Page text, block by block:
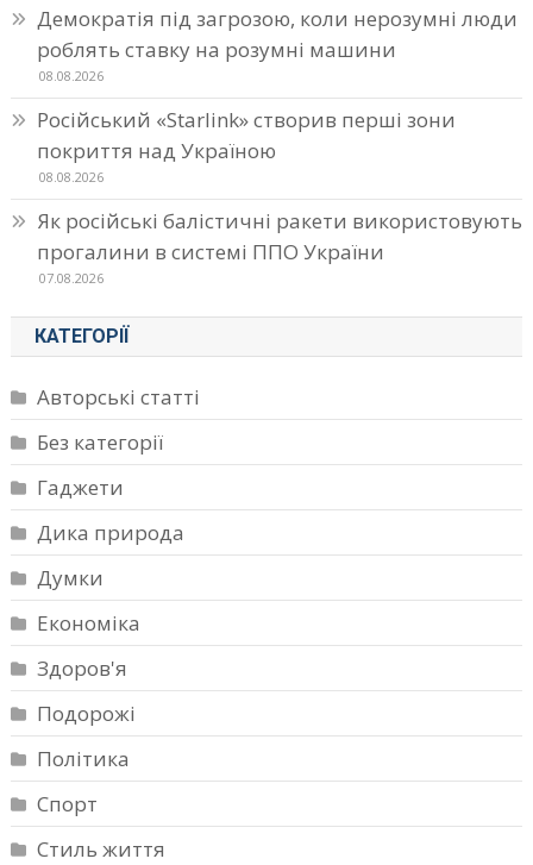
Демократія під загрозою, коли нерозумні люди
роблять ставку на розумні машини
08.08.2026
Російський «Starlink» створив перші зони
покриття над Україною
08.08.2026
Як російські балістичні ракети використовують
прогалини в системі ППО України
07.08.2026
КАТЕГОРІЇ
Авторські статті
Без категорії
Гаджети
Дика природа
Думки
Економіка
Здоров'я
Подорожі
Політика
Спорт
Стиль життя